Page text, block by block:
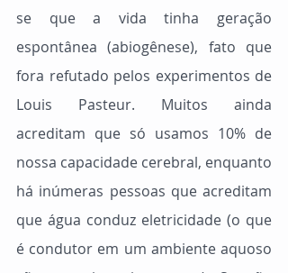
se que a vida tinha geração
espontânea (abiogênese), fato que
fora refutado pelos experimentos de
Louis Pasteur. Muitos ainda
acreditam que só usamos 10% de
nossa capacidade cerebral, enquanto
há inúmeras pessoas que acreditam
que água conduz eletricidade (o que
é condutor em um ambiente aquoso